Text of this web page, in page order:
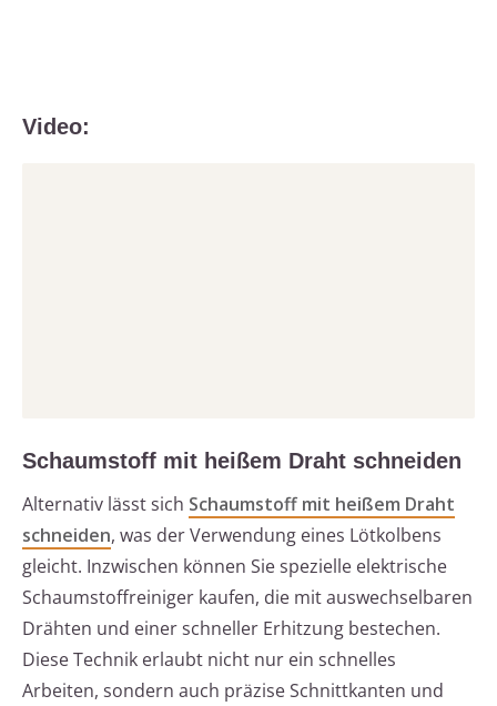
Video:
Schaumstoff mit heißem Draht schneiden
Alternativ lässt sich Schaumstoff mit heißem Draht
schneiden, was der Verwendung eines Lötkolbens
gleicht. Inzwischen können Sie spezielle elektrische
Schaumstoffreiniger kaufen, die mit auswechselbaren
Drähten und einer schneller Erhitzung bestechen.
Diese Technik erlaubt nicht nur ein schnelles
Arbeiten, sondern auch präzise Schnittkanten und